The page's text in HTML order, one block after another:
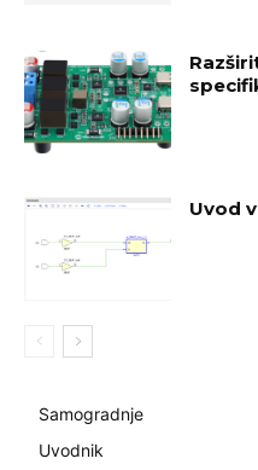
Uvod
Samogradnje
Uvodnik